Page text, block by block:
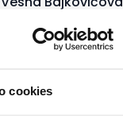
cookies